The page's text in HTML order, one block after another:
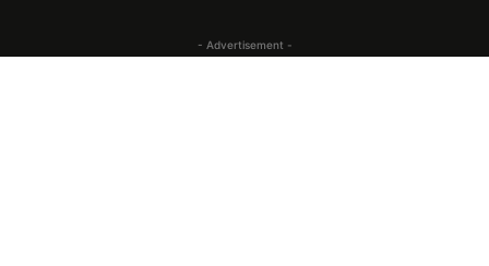
- Advertisement -